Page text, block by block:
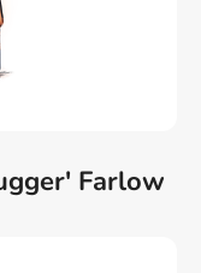
Farlow